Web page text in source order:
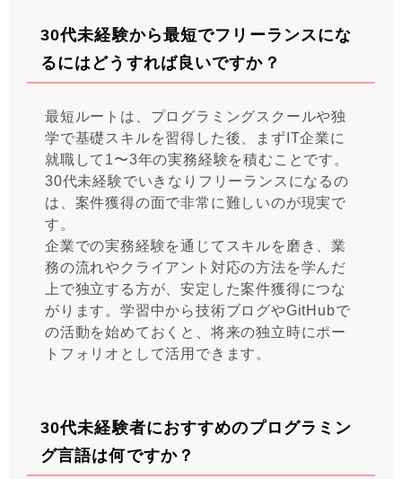
30代未経験から最短でフリーランスにな
るにはどうすれば良いですか？
最短ルートは、プログラミングスクールや独
学で基礎スキルを習得した後、まずIT企業に
就職して1〜3年の実務経験を積むことです。
30代未経験でいきなりフリーランスになるの
は、案件獲得の面で非常に難しいのが現実で
す。
企業での実務経験を通じてスキルを磨き、業
務の流れやクライアント対応の方法を学んだ
上で独立する方が、安定した案件獲得につな
がります。学習中から技術ブログやGitHubで
の活動を始めておくと、将来の独立時にポー
トフォリオとして活用できます。
30代未経験者におすすめのプログラミン
グ言語は何ですか？